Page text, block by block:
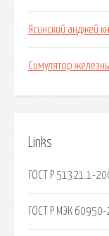
Ясинский анджей
Симулятор
Links
ГОСТ Р 51321.1-
ГОСТ Р МЭК